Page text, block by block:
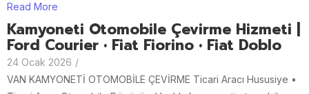
Read More
Kamyoneti Otomobile Çevirme Hizmeti |
Ford Courier • Fiat Fiorino • Fiat Doblo
24 Ocak 2026 /
VAN KAMYONETİ OTOMOBİLE ÇEVİRME Ticari Aracı Hususiye •